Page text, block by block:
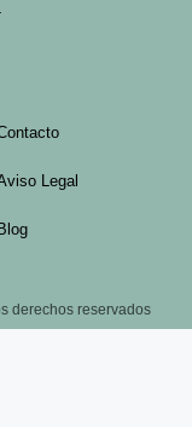
Legal
Blog
derechos reservados